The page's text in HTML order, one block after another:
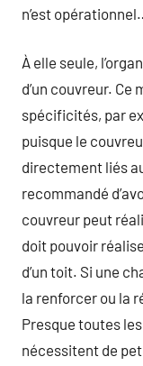
n’est
À elle seule,
d’un couvreur.
spécificités, par
puisque le
directement liés
recommandé
couvreur peut
doit pouvoir
d’un toit. Si une
la renforcer ou la
Presque toutes
nécessitent de